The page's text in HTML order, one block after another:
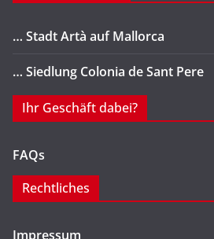
… Stadt Artà auf Mallorca
… Siedlung Colonia de Sant Pere
Ihr Geschäft dabei?
FAQs
Rechtliches
Impressum